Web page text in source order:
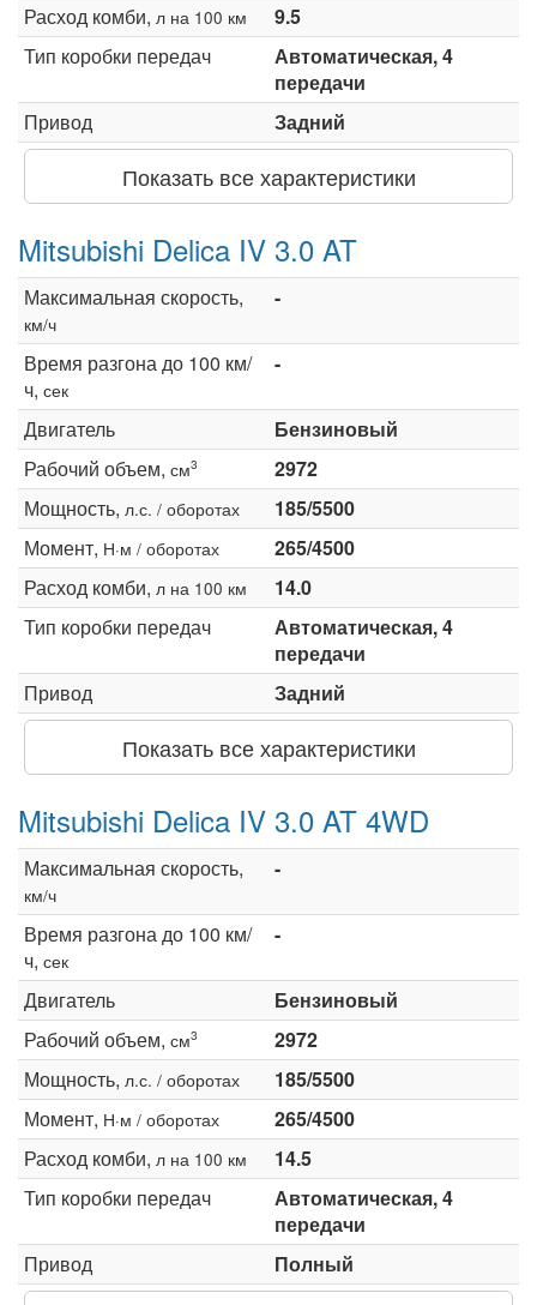
Расход комби, л на 100 км
9.5
Тип коробки передач
Автоматическая, 4
передачи
Привод
Задний
Показать все характеристики
Mitsubishi Delica IV 3.0 AT
Максимальная скорость,
км/ч
-
Время разгона до 100 км/
ч, сек
-
Двигатель
Бензиновый
Рабочий объем, см3
2972
Мощность, л.с. / оборотах
185/5500
Момент, Н·м / оборотах
265/4500
Расход комби, л на 100 км
14.0
Тип коробки передач
Автоматическая, 4
передачи
Привод
Задний
Показать все характеристики
Mitsubishi Delica IV 3.0 AT 4WD
Максимальная скорость,
км/ч
-
Время разгона до 100 км/
ч, сек
-
Двигатель
Бензиновый
Рабочий объем, см3
2972
Мощность, л.с. / оборотах
185/5500
Момент, Н·м / оборотах
265/4500
Расход комби, л на 100 км
14.5
Тип коробки передач
Автоматическая, 4
передачи
Привод
Полный